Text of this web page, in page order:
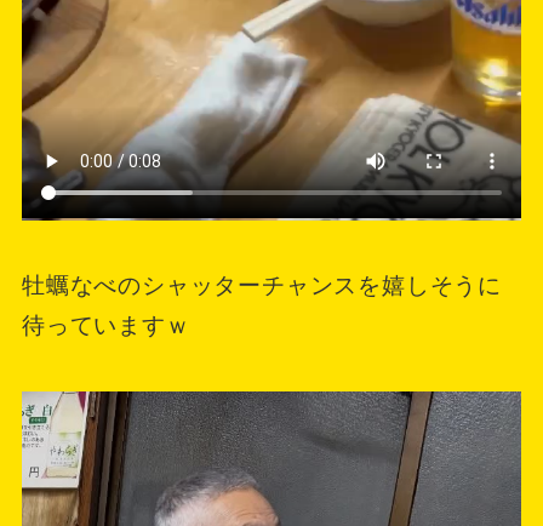
牡蠣なべのシャッターチャンスを嬉しそうに
待っていますｗ